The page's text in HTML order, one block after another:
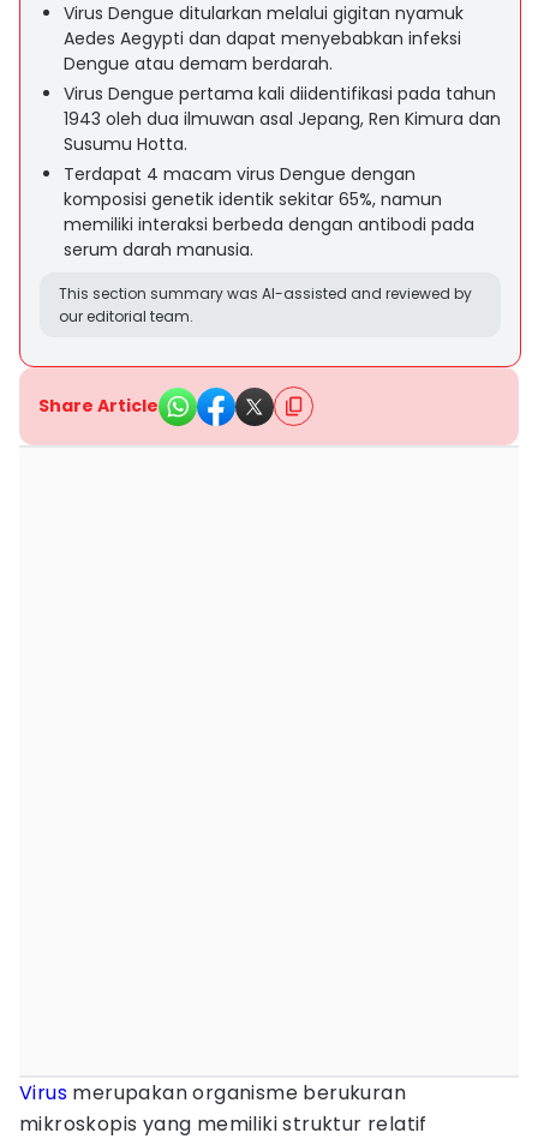
Virus Dengue ditularkan melalui gigitan nyamuk
Aedes Aegypti dan dapat menyebabkan infeksi
Dengue atau demam berdarah.
Virus Dengue pertama kali diidentifikasi pada tahun
1943 oleh dua ilmuwan asal Jepang, Ren Kimura dan
Susumu Hotta.
Terdapat 4 macam virus Dengue dengan
komposisi genetik identik sekitar 65%, namun
memiliki interaksi berbeda dengan antibodi pada
serum darah manusia.
This section summary was AI-assisted and reviewed by
our editorial team.
Share Article
Virus merupakan organisme berukuran
mikroskopis yang memiliki struktur relatif